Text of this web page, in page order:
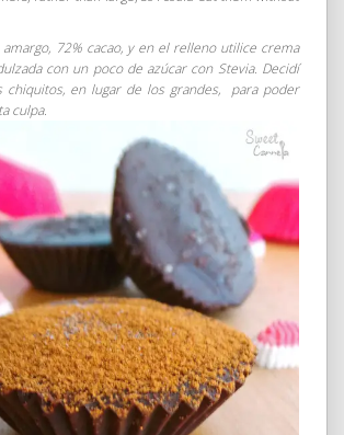
72% cacao, y en el relleno utilice crema
con un poco de azúcar con Stevia. Decidí
chiquitos, en lugar de los grandes, para poder
culpa.